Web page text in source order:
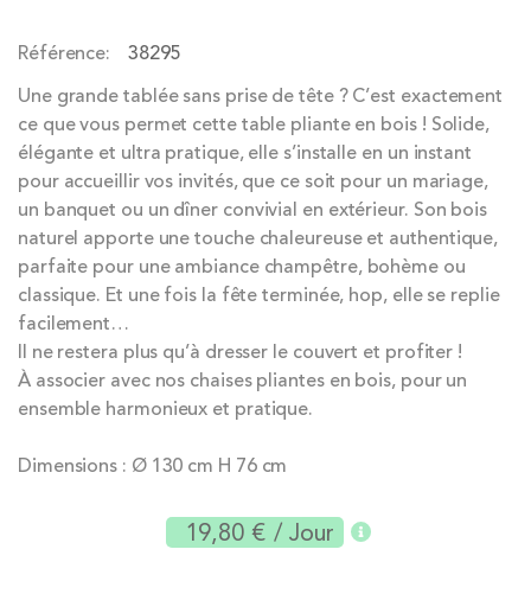
images
gallery
Référence
38295
Une grande tablée sans prise de tête ? C’est exactement
ce que vous permet cette table pliante en bois ! Solide,
élégante et ultra pratique, elle s’installe en un instant
pour accueillir vos invités, que ce soit pour un mariage,
un banquet ou un dîner convivial en extérieur. Son bois
naturel apporte une touche chaleureuse et authentique,
parfaite pour une ambiance champêtre, bohème ou
classique. Et une fois la fête terminée, hop, elle se replie
facilement…
Il ne restera plus qu’à dresser le couvert et profiter !
À associer avec nos chaises pliantes en bois, pour un
ensemble harmonieux et pratique.
Dimensions : Ø 130 cm H 76 cm
19,80 € / Jour